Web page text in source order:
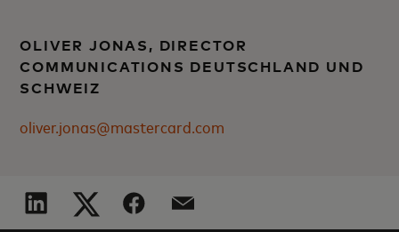
OLIVER JONAS, DIRECTOR
COMMUNICATIONS DEUTSCHLAND UND
SCHWEIZ
oliver.jonas@mastercard.com